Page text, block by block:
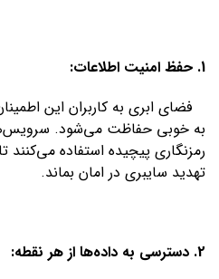
1. حفظ امنیت اطلاعات:
فضای ابری به کاربران این
به خوبی حفاظت می‌شود.
رمزنگاری پیچیده استفاده می‌کنند
تهدید سایبری در امان بماند.
2. دسترسی به داده‌ها از هر نقطه: